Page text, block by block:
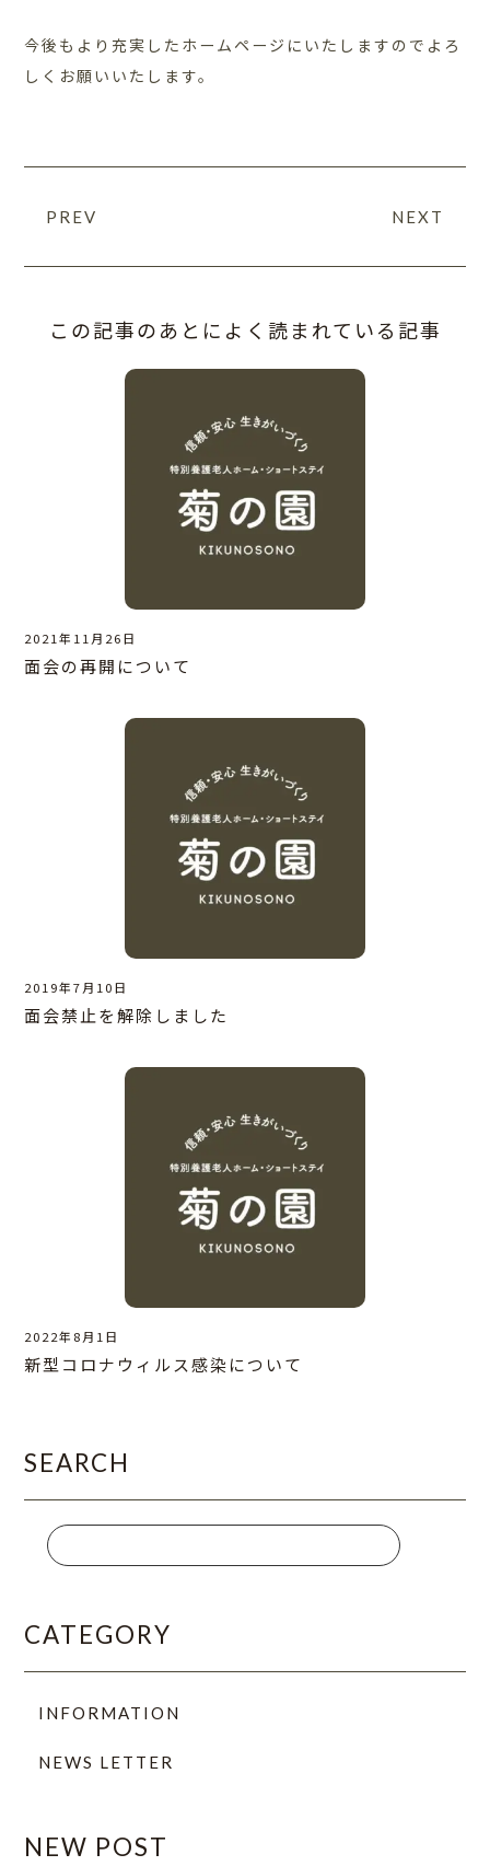
今後もより充実したホームページにいたしますのでよろ
しくお願いいたします。
PREV NEXT
この記事のあとによく読まれている記事
2021年11月26日
面会の再開について
2019年7月10日
面会禁止を解除しました
2022年8月1日
新型コロナウィルス感染について
SEARCH
CATEGORY
INFORMATION
NEWS LETTER
NEW POST